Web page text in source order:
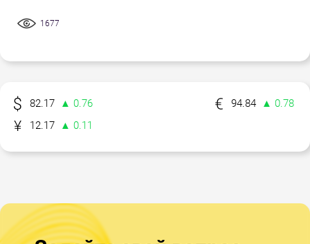
1677
82.17 ▲ 0.76 94.84
▲ 0.78
12.17
▲ 0.11